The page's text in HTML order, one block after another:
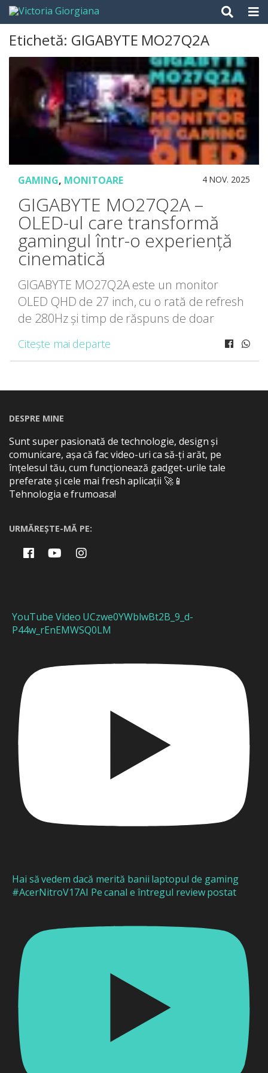
Skip
content
Etichetă: GIGABYTE MO27Q2A
GAMING, MONITOARE 4 NOV. 2025
GIGABYTE MO27Q2A –
OLED-ul care transformă
gamingul într-o experiență
cinematică
GIGABYTE MO27Q2A este un monitor
OLED QHD de 27 inch, cu o rată de refresh
de 280Hz și timp de răspuns de doar
repede decât apuci tu să clipești. În jocurile
Citește mai departe
DESPRE MINE
Sunt super pasionată de technologie, design și
comunicare, așa că fac video-uri ca să-ți arăt, pe
înțelesul tău, cum funcționează gadget-urile tale
preferate și cele mai fresh aplicații 🚀📱
Tehnologia e frumoasa!
URMĂREȘTE-MĂ PE:
YouTube Video UCzwe0YWblwBt2B_9_d-
P44w_rEnEMWSQ0LM
Hai să vedem dacă merită banii laptopul de gaming
#AcerNitroV17AI Pe canal e întregul review postat